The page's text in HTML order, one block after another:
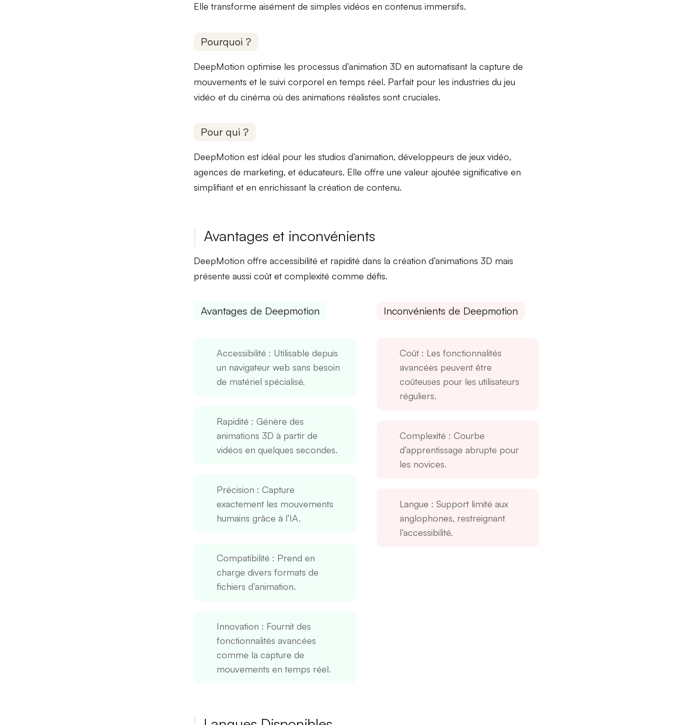
Elle transforme aisément de simples vidéos en contenus immersifs.
Pourquoi ?
DeepMotion optimise les processus d’animation 3D en automatisant la capture de
mouvements et le suivi corporel en temps réel. Parfait pour les industries du jeu
vidéo et du cinéma où des animations réalistes sont cruciales.
Pour qui ?
DeepMotion est idéal pour les studios d’animation, développeurs de jeux vidéo,
agences de marketing, et éducateurs. Elle offre une valeur ajoutée significative en
simplifiant et en enrichissant la création de contenu.
Avantages et inconvénients
DeepMotion offre accessibilité et rapidité dans la création d’animations 3D mais
présente aussi coûtet complexité comme défis.
Avantages de Deepmotion
Accessibilité : Utilisable depuis
un navigateur web sans besoin
de matériel spécialisé.
Rapidité : Génère des
animations 3D à partir de
vidéos en quelques secondes.
Précision : Capture
exactement les mouvements
humains grâce à l’IA.
Compatibilité : Prend en
charge divers formats de
fichiers d’animation.
Innovation : Fournit des
fonctionnalités avancées
comme la capture de
mouvements en temps réel.
Inconvénients de Deepmotion
Coût: Les fonctionnalités
avancées peuvent être
coûteuses pour les utilisateurs
réguliers.
Complexité : Courbe
d’apprentissage abrupte pour
les novices.
Langue : Support limité aux
anglophones, restreignant
l’accessibilité.